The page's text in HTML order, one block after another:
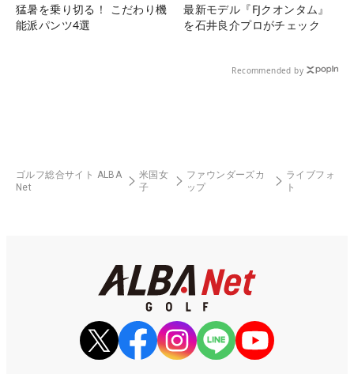
猛暑を乗り切る！ こだわり機
能派パンツ4選
最新モデル『FJクオンタム』
を石井良介プロがチェック
Recommended by
ゴルフ総合サイト ALBA
Net
米国女
子
ファウンダーズカ
ップ
ライブフォ
ト